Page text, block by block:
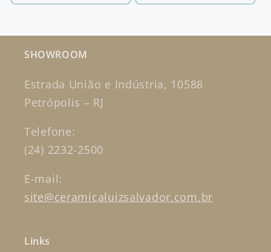
SHOWROOM
Estrada União e Indústria, 10588
Petrópolis – RJ
Telefone:
(24) 2232-2500
E-mail:
site@ceramicaluizsalvador.com.br
Links